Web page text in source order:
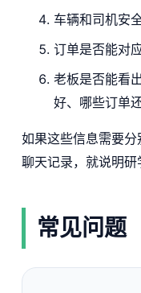
车辆和司机安
订单是否能对
老板是否能看
好、哪些订单
如果这些信息需要
聊天记录，就说明研
常见问题